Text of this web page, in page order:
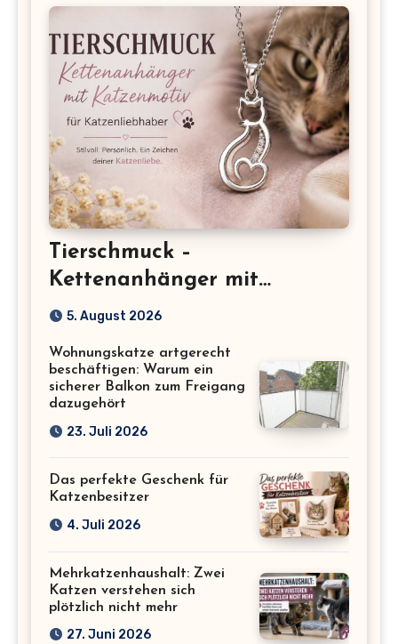
Tierschmuck –
Kettenanhänger mit
Katzenmotiv für
5. August 2026
Wohnungskatze artgerecht
beschäftigen: Warum ein
sicherer Balkon zum Freigang
dazugehört
23. Juli 2026
Das perfekte Geschenk für
Katzenbesitzer
4. Juli 2026
Mehrkatzenhaushalt: Zwei
Katzen verstehen sich
plötzlich nicht mehr
27. Juni 2026